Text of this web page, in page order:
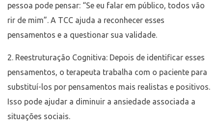
pessoa pode pensar: “Se eu falar em público, todos vão
rir de mim”. A TCC ajuda a reconhecer esses
pensamentos e a questionar sua validade.
Reestruturação Cognitiva: Depois de identificar esses
pensamentos, o terapeuta trabalha com o paciente para
substituí-los por pensamentos mais realistas e positivos.
Isso pode ajudar a diminuir a ansiedade associada a
situações sociais.